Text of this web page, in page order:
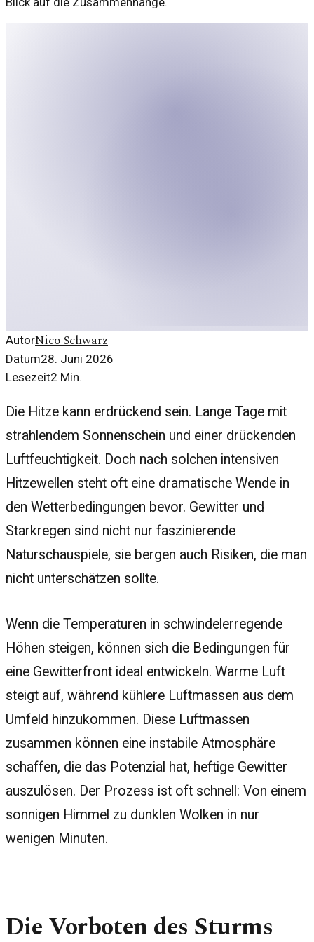
AutorNico Schwarz
Datum28. Juni 2026
Lesezeit2 Min.
Die Hitze kann erdrückend sein. Lange Tage mit
strahlendem Sonnenschein und einer drückenden
Luftfeuchtigkeit. Doch nach solchen intensiven
Hitzewellen steht oft eine dramatische Wende in
den Wetterbedingungen bevor. Gewitter und
Starkregen sind nicht nur faszinierende
Naturschauspiele, sie bergen auch Risiken, die man
nicht unterschätzen sollte.
Wenn die Temperaturen in schwindelerregende
Höhen steigen, können sich die Bedingungen für
eine Gewitterfront ideal entwickeln. Warme Luft
steigt auf, während kühlere Luftmassen aus dem
Umfeld hinzukommen. Diese Luftmassen
zusammen können eine instabile Atmosphäre
schaffen, die das Potenzial hat, heftige Gewitter
auszulösen. Der Prozess ist oft schnell: Von einem
sonnigen Himmel zu dunklen Wolken in nur
wenigen Minuten.
Die Vorboten des Sturms